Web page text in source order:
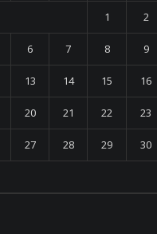
1 2
6 7 8 9
13 14 15 16
20 21 22 23
27 28 29 30